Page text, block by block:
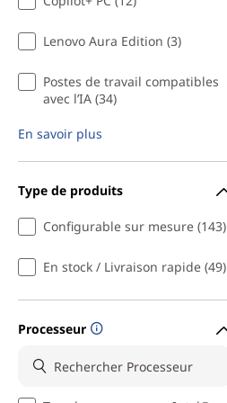
Lenovo Aura Edition (3)
Postes de travail compatibles
avec l’IA (34)
En savoir plus
Type de produits
Configurable sur mesure (143)
En stock / Livraison rapide (49)
Processeur